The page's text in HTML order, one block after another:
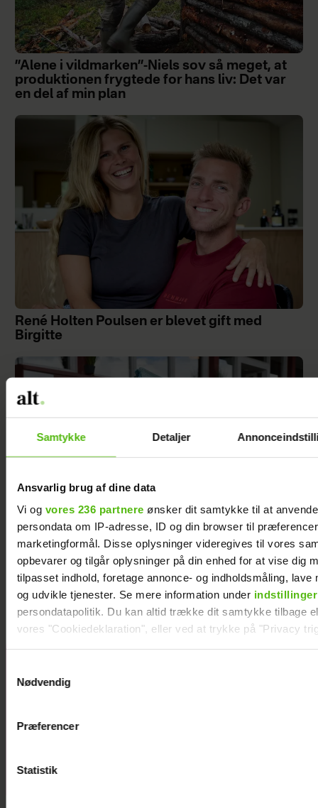
Samtykke Detaljer
Ansvarlig brug af dine data
Vi og vores 236 partnere ønsker dit samtykke til at
persondata om IP-adresse, ID og din browser til
marketingformål. Disse oplysninger videregives til vores
opbevarer og tilgår oplysninger på din enhed for at vise dig
tilpasset indhold, foretage annonce- og indholdsmåling, lave
og udvikle tjenester. Se mere information under indstillinger
persondatapolitik. Du kan altid trække dit samtykke tilbage
vores "Cookiedeklaration", eller ved at trykke på "Privacy
Vi anvender egne cookies og cookies fra tredjeparter til at
generere statistik og huske dine præferencer samt til brug
Nødvendig
Præferencer
Statistik
”Alene i vildmarken”-Niels sov så meget, at
produktionen frygtede for hans liv: Det var
en del af min plan
René Holten Poulsen er blevet gift med
Birgitte
Karin Salling var hjemme under indbrud: Vil
ikke leve i frygt